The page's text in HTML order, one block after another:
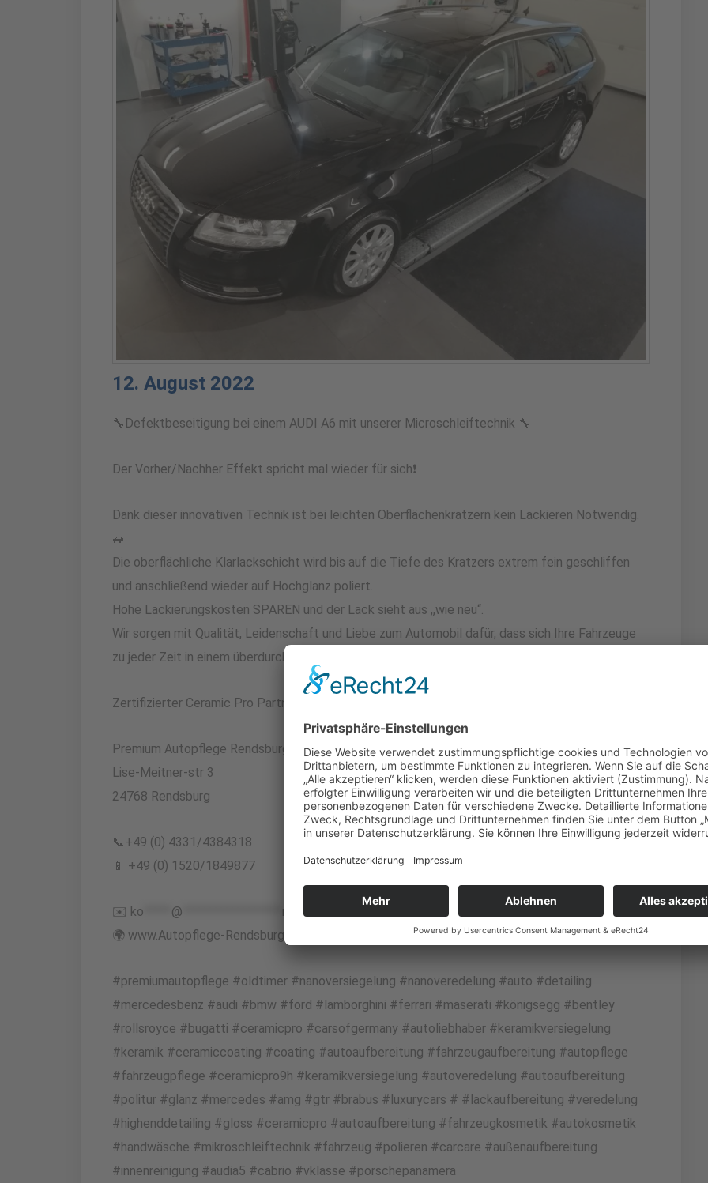
12. August 2022
🔧Defektbeseitigung bei einem AUDI A6 mit unserer Microschleiftechnik 🔧
Der Vorher/Nachher Effekt spricht mal wieder für sich❗
Dank dieser innovativen Technik ist bei leichten Oberflächenkratzern kein Lackieren Notwendig.
🚙
Die oberflächliche Klarlackschicht wird bis auf die Tiefe des Kratzers extrem fein geschliffen
und anschließend wieder auf Hochglanz poliert.
Hohe Lackierungskosten SPAREN und der Lack sieht aus ,,wie neu“.
Wir sorgen mit Qualität, Leidenschaft und Liebe zum Automobil dafür, dass sich Ihre Fahrzeuge
zu jeder Zeit in einem überdurchschnittlich gepflegten Zustand befinden.
Zertifizierter Ceramic Pro Partner in Rendsburg und der norddeutschen Region.
Premium Autopflege Rendsburg + Ceramic Pro
Lise-Meitner-str 3
24768 Rendsburg
📞+49 (0) 4331/4384318
📱 +49 (0) 1520/1849877
✉️ ko @
rg.de
🌍 www.Autopflege-Rendsburg.de
#premiumautopflege #oldtimer #nanoversiegelung #nanoveredelung #auto #detailing
#mercedesbenz #audi #bmw #ford #lamborghini #ferrari #maserati #königsegg #bentley
#rollsroyce #bugatti #ceramicpro #carsofgermany #autoliebhaber #keramikversiegelung
#keramik #ceramiccoating #coating #autoaufbereitung #fahrzeugaufbereitung #autopflege
#fahrzeugpflege #ceramicpro9h #keramikversiegelung #autoveredelung #autoaufbereitung
#politur #glanz #mercedes #amg #gtr #brabus #luxurycars # #lackaufbereitung #veredelung
#highenddetailing #gloss #ceramicpro #autoaufbereitung #fahrzeugkosmetik #autokosmetik
#handwäsche #mikroschleiftechnik #fahrzeug #polieren #carcare #außenaufbereitung
#innenreinigung #audia5 #cabrio #vklasse #porschepanamera